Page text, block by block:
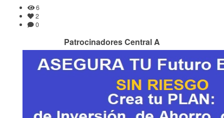
6
2
0
Patrocinadores Central A